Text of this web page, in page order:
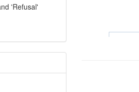
'Refusal'